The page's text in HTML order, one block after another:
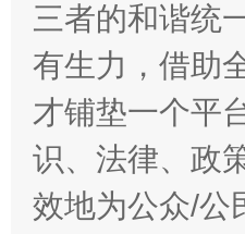
三者的和谐统
有生力，借助
才铺垫一个平
识、法律、政
效地为公众/公